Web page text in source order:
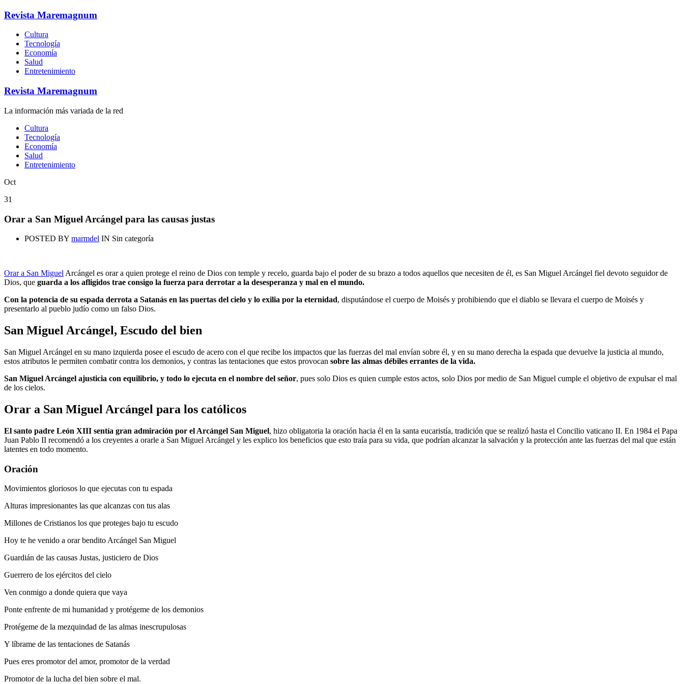
Revista Maremagnum
Cultura
Tecnología
Economía
Salud
Entretenimiento
Revista Maremagnum
La información más variada de la red
Cultura
Tecnología
Economía
Salud
Entretenimiento
Oct
31
Orar a San Miguel Arcángel para las causas justas
POSTED BY marmdel IN Sin categoría
Orar a San Miguel Arcángel es orar a quien protege el reino de Dios con temple y recelo, guarda bajo el poder de su brazo a todos aquellos que necesiten de él, es San Miguel Arcángel fiel devoto seguidor de
Dios, que guarda a los afligidos trae consigo la fuerza para derrotar a la desesperanza y mal en el mundo.
Con la potencia de su espada derrota a Satanás en las puertas del cielo y lo exilia por la eternidad, disputándose el cuerpo de Moisés y prohibiendo que el diablo se llevara el cuerpo de Moisés y
presentarlo al pueblo judío como un falso Dios.
San Miguel Arcángel, Escudo del bien
San Miguel Arcángel en su mano izquierda posee el escudo de acero con el que recibe los impactos que las fuerzas del mal envían sobre él, y en su mano derecha la espada que devuelve la justicia al mundo,
estos atributos le permiten combatir contra los demonios, y contras las tentaciones que estos provocan sobre las almas débiles errantes de la vida.
San Miguel Arcángel ajusticia con equilibrio, y todo lo ejecuta en el nombre del señor, pues solo Dios es quien cumple estos actos, solo Dios por medio de San Miguel cumple el objetivo de expulsar el mal
de los cielos.
Orar a San Miguel Arcángel para los católicos
El santo padre León XIII sentía gran admiración por el Arcángel San Miguel, hizo obligatoria la oración hacia él en la santa eucaristía, tradición que se realizó hasta el Concilio vaticano II. En 1984 el Papa
Juan Pablo II recomendó a los creyentes a orarle a San Miguel Arcángel y les explico los beneficios que esto traía para su vida, que podrían alcanzar la salvación y la protección ante las fuerzas del mal que están
latentes en todo momento.
Oración
Movimientos gloriosos lo que ejecutas con tu espada
Alturas impresionantes las que alcanzas con tus alas
Millones de Cristianos los que proteges bajo tu escudo
Hoy te he venido a orar bendito Arcángel San Miguel
Guardián de las causas Justas, justiciero de Dios
Guerrero de los ejércitos del cielo
Ven conmigo a donde quiera que vaya
Ponte enfrente de mi humanidad y protégeme de los demonios
Protégeme de la mezquindad de las almas inescrupulosas
Y líbrame de las tentaciones de Satanás
Pues eres promotor del amor, promotor de la verdad
Promotor de la lucha del bien sobre el mal.